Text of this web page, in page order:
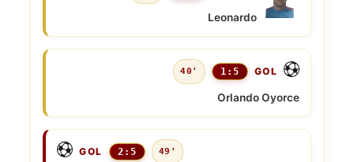
Leonardo
40' 1:5 GOL
Orlando Oyorce
GOL 2:5 49'